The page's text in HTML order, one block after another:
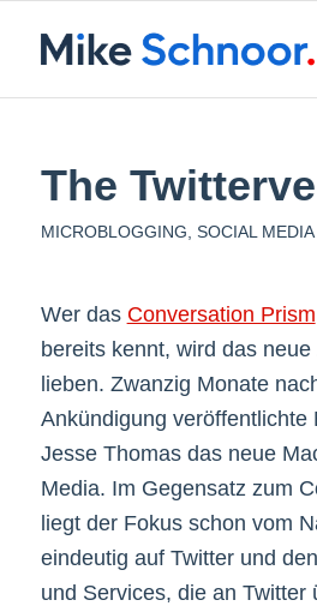
The
MICROBLOGGING SOCIAL MEDIA
Wer das Conversation Prism
bereits kennt, wird das neue
lieben. Zwanzig Monate
Ankündigung veröffentlichte
Jesse Thomas das neue
Media. Im Gegensatz zum
liegt der Fokus schon vom
eindeutig auf Twitter und
und Services, die an Twitter